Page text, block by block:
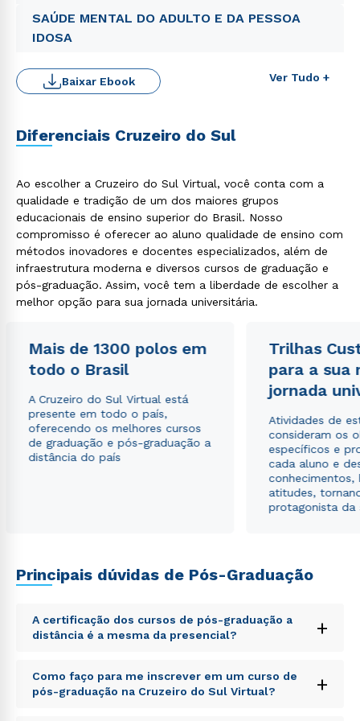
SAÚDE MENTAL DO ADULTO E DA PESSOA
IDOSA
Ver Tudo +
Baixar Ebook
Diferenciais Cruzeiro do Sul
Ao escolher a Cruzeiro do Sul Virtual, você conta com a
qualidade e tradição de um dos maiores grupos
educacionais de ensino superior do Brasil. Nosso
compromisso é oferecer ao aluno qualidade de ensino com
métodos inovadores e docentes especializados, além de
infraestrutura moderna e diversos cursos de graduação e
pós-graduação. Assim, você tem a liberdade de escolher a
melhor opção para sua jornada universitária.
Mais de 1300 polos em
todo o Brasil
A Cruzeiro do Sul Virtual está
presente em todo o país,
oferecendo os melhores cursos
de graduação e pós-graduação a
distância do país
Trilhas
para a sua
jornada
Atividades de
consideram os
específicos e
cada aluno e
conhecimentos,
atitudes,
protagonista da
Principais dúvidas de Pós-Graduação
A certificação dos cursos de pós-graduação a
distância é a mesma da presencial?
+
Sed ut perspiciatis unde omnis iste natus error sit
voluptatem accusantium doloremque laudantium,
totam rem aperiam, eaque ipsa quae ab illo inventore
Como faço para me inscrever em um curso de
pós-graduação na Cruzeiro do Sul Virtual?
+
Rápido e fácil
ou
Estou de acordo com aPolítica de Privacidade.